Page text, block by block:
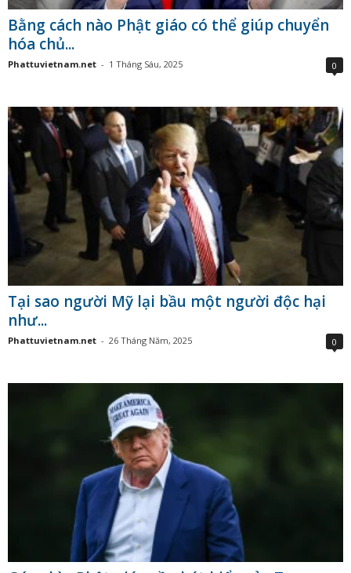
Bằng cách nào Phật giáo có thể giúp chuyển
hóa chủ...
Phattuvietnam.net - 1 Tháng Sáu, 2025 0
Tại sao người Mỹ lại bầu một người độc hại
như...
Phattuvietnam.net - 26 Tháng Năm, 2025 0